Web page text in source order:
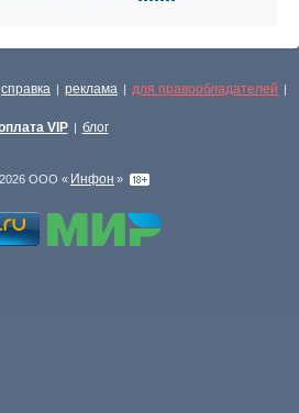
справка | реклама | для правообладателей |
VIP | блог
ООО « Инфон »